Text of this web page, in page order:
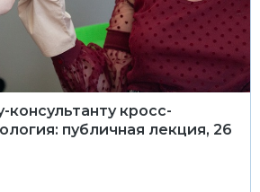
консультанту кросс-
публичная лекция, 26